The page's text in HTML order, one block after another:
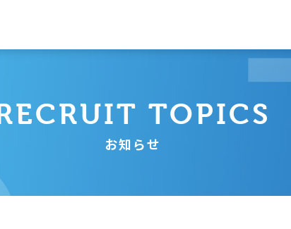
TOPICS
お知らせ